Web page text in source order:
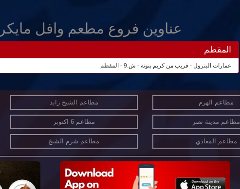
عناوين فروع مطعم وافل مايكر
المقطم
عمارات البترول - قريب من كريم بنونة - ش.9 - المقطم
مطاعم الهرم مطاعم الشيخ زايد
مطاعم مدينة نصر مطاعم 6 اكتوبر
مطاعم المعادي مطاعم شرم الشيخ